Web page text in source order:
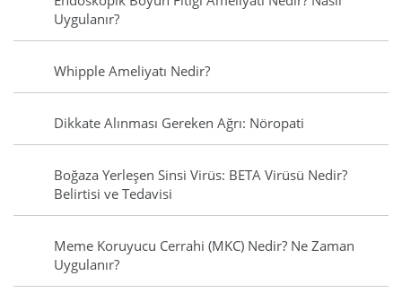
Uygulanır?
Whipple Ameliyatı Nedir?
Dikkate Alınması Gereken Ağrı: Nöropati
Boğaza Yerleşen Sinsi Virüs: BETA Virüsü Nedir?
Belirtisi ve Tedavisi
Meme Koruyucu Cerrahi (MKC) Nedir? Ne Zaman
Uygulanır?